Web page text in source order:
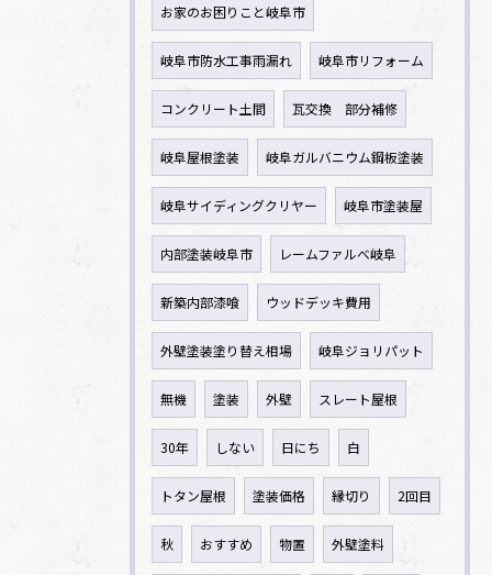
お家のお困りこと岐阜市
岐阜市防水工事雨漏れ 岐阜市リフォーム
コンクリート土間 瓦交換 部分補修
岐阜屋根塗装 岐阜ガルバニウム鋼板塗装
岐阜サイディングクリヤー 岐阜市塗装屋
内部塗装岐阜市 レームファルべ岐阜
新築内部漆喰 ウッドデッキ費用
外壁塗装塗り替え相場 岐阜ジョリパット
無機 塗装 外壁 スレート屋根
30年 しない 日にち 白
トタン屋根 塗装価格 縁切り 2回目
秋 おすすめ 物置 外壁塗料